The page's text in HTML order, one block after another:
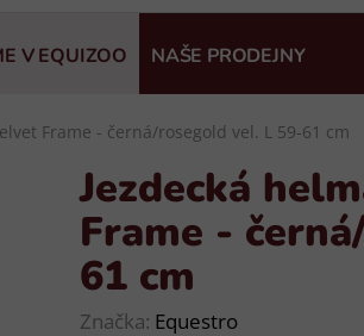
V EQUIZOO NAŠE PRODEJNY
Frame - černá/rosegold vel. L 59-61 cm
Jezdecká
Frame -
61 cm
Značka: Equestro